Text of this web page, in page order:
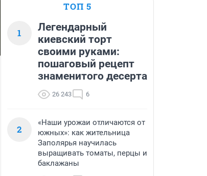
ТОП 5
1
Легендарный
киевский торт
своими руками:
пошаговый рецепт
знаменитого десерта
26 243 6
2
«Наши урожаи отличаются от
южных»: как жительница
Заполярья научилась
выращивать томаты, перцы и
баклажаны